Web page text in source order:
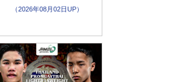
（2026年08月02日UP）